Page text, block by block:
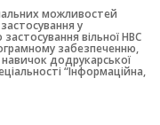
можливостей
у
вільної НВС
забезпеченню,
додрукарської
“Інформаційна,